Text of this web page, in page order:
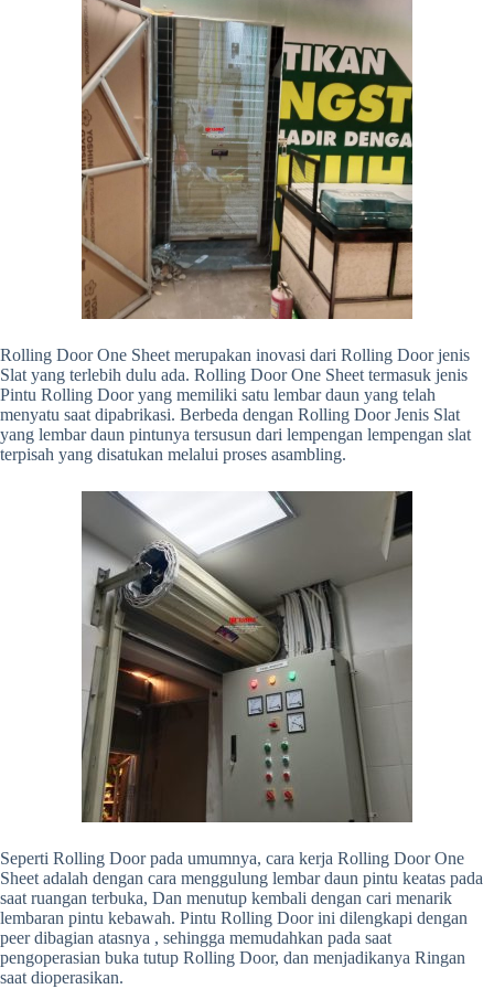
Rolling Door One Sheet merupakan inovasi dari Rolling Door jenis
Slat yang terlebih dulu ada. Rolling Door One Sheet termasuk jenis
Pintu Rolling Door yang memiliki satu lembar daun yang telah
menyatu saat dipabrikasi. Berbeda dengan Rolling Door Jenis Slat
yang lembar daun pintunya tersusun dari lempengan lempengan slat
terpisah yang disatukan melalui proses asambling.
Seperti Rolling Door pada umumnya, cara kerja Rolling Door One
Sheet adalah dengan cara menggulung lembar daun pintu keatas pada
saat ruangan terbuka, Dan menutup kembali dengan cari menarik
lembaran pintu kebawah. Pintu Rolling Door ini dilengkapi dengan
peer dibagian atasnya , sehingga memudahkan pada saat
pengoperasian buka tutup Rolling Door, dan menjadikanya Ringan
saat dioperasikan.